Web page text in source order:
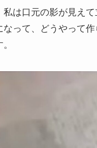
私は口元の影が見え
なって、どうやって